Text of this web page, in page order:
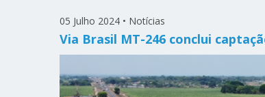
05 Julho 2024 • Notícias
Via Brasil MT-246 conclui